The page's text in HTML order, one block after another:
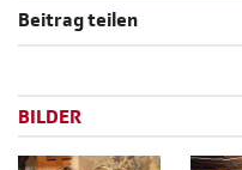
Beitrag teilen
BILDER